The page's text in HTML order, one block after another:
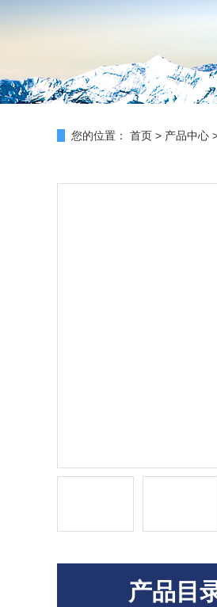
您的位置： 首页 > 产品中心
产品目